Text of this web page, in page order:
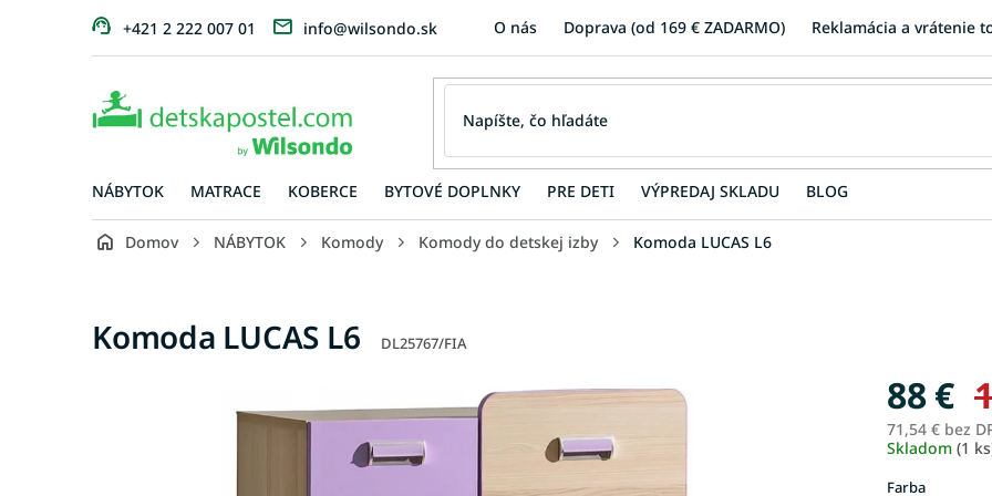
+421 2 222 007 01 info@wilsondo.sk O nás Doprava (od 169 € ZADARMO) Reklamácia a vrátenie
NÁBYTOK MATRACE KOBERCE BYTOVÉ DOPLNKY PRE DETI VÝPREDAJ SKLADU BLOG
Domov NÁBYTOK Komody Komody do detskej izby Komoda LUCAS L6
Komoda LUCAS L6 DL25767/FIA
88 €
71,54 € bez
Skladom (1
Farba